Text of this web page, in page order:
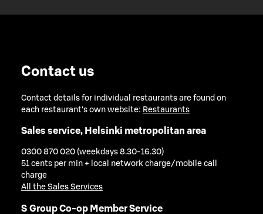
Contact us
Contact details for individual restaurants are found on
each restaurant's own website: Restaurants
Sales service, Helsinki metropolitan area
0300 870 020 (weekdays 8.30-16.30)
51 cents per min + local network charge/mobile call
charge
All the Sales Services
S Group Co-op Member Service